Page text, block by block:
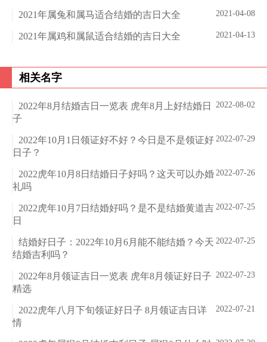
2021-04-08
2021年属兔和属马适合结婚的吉日大全
2021-04-13
2021年属鸡和属鼠适合结婚的吉日大全
相关名字
2022-08-02
2022年8月结婚吉日一览表 虎年8月上好结婚日
子
2022-07-29
2022年10月1日领证好不好？今日是不是领证好
日子？
2022-07-26
2022虎年10月8日结婚日子好吗？这天可以办婚
礼吗
2022-07-25
2022虎年10月7日结婚好吗？是不是结婚黄道吉
日
2022-07-25
结婚好日子：2022年10月6月能不能结婚？今天
结婚吉利吗？
2022-07-23
2022年8月领证吉日一览表 虎年8月领证好日子
精选
2022-07-21
2022虎年八月下旬领证好日子 8月领证吉日详
情